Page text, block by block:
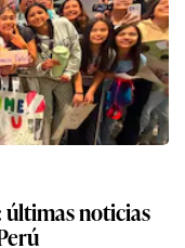
últimas noticias